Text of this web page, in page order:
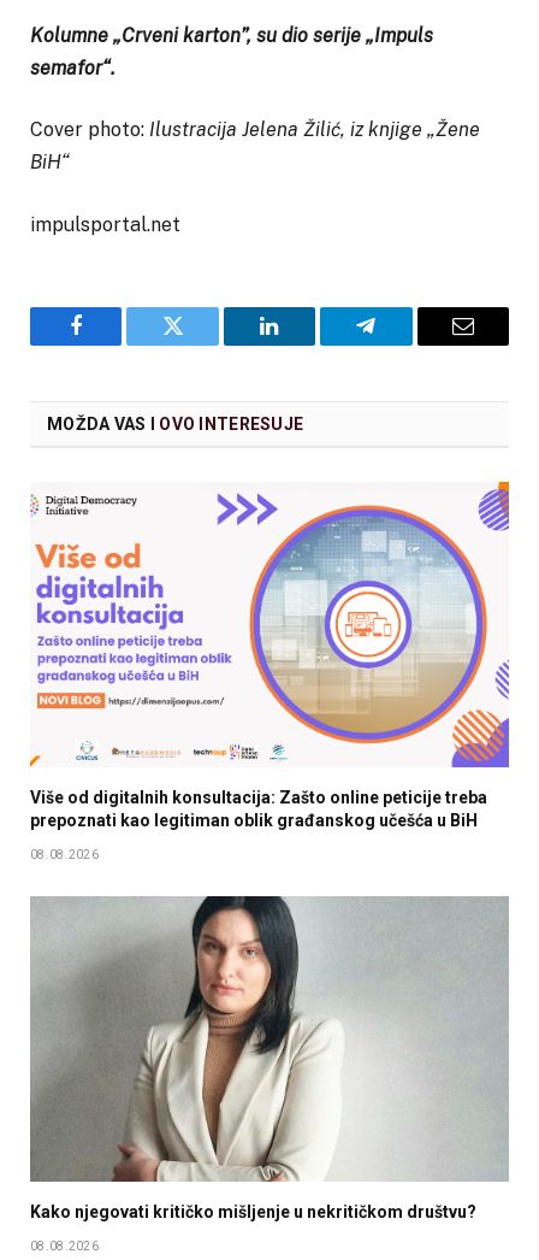
Kolumne „Crveni karton”, su dio serije „Impuls
semafor“.
Cover photo: Ilustracija Jelena Žilić, iz knjige „Žene
BiH“
impulsportal.net
Facebook Twitter LinkedIn Telegram Email
MOŽDA VAS I OVO INTERESUJE
Više od digitalnih konsultacija: Zašto online peticije treba
prepoznati kao legitiman oblik građanskog učešća u BiH
08.08.2026
Kako njegovati kritičko mišljenje u nekritičkom društvu?
08.08.2026